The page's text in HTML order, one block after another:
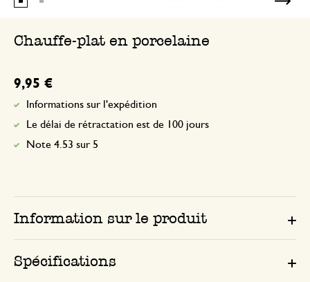
Chauffe-plat en porcelaine
9,95 €
Informations sur l'expédition
Le délai de rétractation est de 100 jours
Note 4.53 sur 5
Information sur le produit
Spécifications